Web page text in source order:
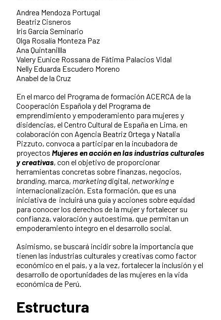
Andrea Mendoza Portugal
Beatriz Cisneros
Iris García Seminario
Olga Rosalía Monteza Paz
Ana Quintanillla
Valery Eunice Rossana de Fátima Palacios Vidal
Nelly Eduarda Escudero Moreno
Anabel de la Cruz
En el marco del Programa de formación ACERCA de la
Cooperación Española y del Programa de
emprendimiento y empoderamiento para mujeres y
disidencias, el Centro Cultural de España en Lima, en
colaboración con Agencia Beatriz Ortega y Natalia
Pizzuto, convoca a participar en la incubadora de
proyectos Mujeres en acción en las industrias culturales
y creativas, con el objetivo de proporcionar
herramientas concretas sobre finanzas, negocios,
branding, marca, marketingdigital, networkinge
internacionalización. Esta formación, que es una
iniciativa de incluirá una guía y acciones sobre equidad
para conocer los derechos de la mujer y fortalecer su
confianza, valoración y autoestima, que permitan un
empoderamiento íntegro en el desarrollo social.
Asimismo, se buscará incidir sobre la importancia que
tienen las industrias culturales y creativas como factor
económico en el país, y a la vez, fortalecer la inclusión y el
desarrollo de oportunidades de las mujeres en la vida
económica de Perú.
Estructura